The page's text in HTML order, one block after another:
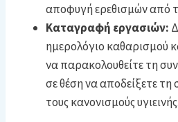
αποφυγή ερεθισμών από
Καταγραφή εργασιών:
ημερολόγιο καθαρισμού
να παρακολουθείτε τη
σε θέση να αποδείξετε
τους κανονισμούς υγιεινής.